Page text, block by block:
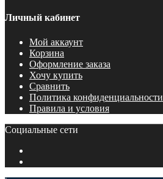
Личный кабинет
Мой аккаунт
Корзина
Оформление заказа
Хочу купить
Сравнить
Политика конфиденциальности
Правила и условия
Социальные сети